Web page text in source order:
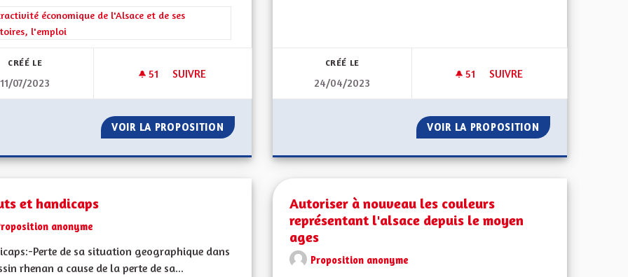
les résultats de la catégorie : L'attractivité économique de l'Alsace et de ses territoires, l'emploi
économique de l'Alsace et de ses
l'emploi
CRÉÉ LE
11/07/2023
51 51 ABONNÉS
SUIVRE
ALSACE BILINGUE, EN DANGER ! NOUS DEMANDONS DES ENSEIGNANTS GERMANOPHONES POUR
VOIR LA PROPOSITION ALSACE BILINGUE, EN DANGER ! NOUS DEMANDONS DES ENSEIGNANTS
CRÉÉ LE
24/04/2023
51 51 ABONNÉS
SUIVRE
VOIR LA PROPOSITION ALSACE ET
et handicaps
anonyme
Perte de sa situation geographique dans
rhenan a cause de la perte de sa...
Autoriser à nouveau les couleurs
représentant l'alsace depuis le moyen
ages
Proposition anonyme